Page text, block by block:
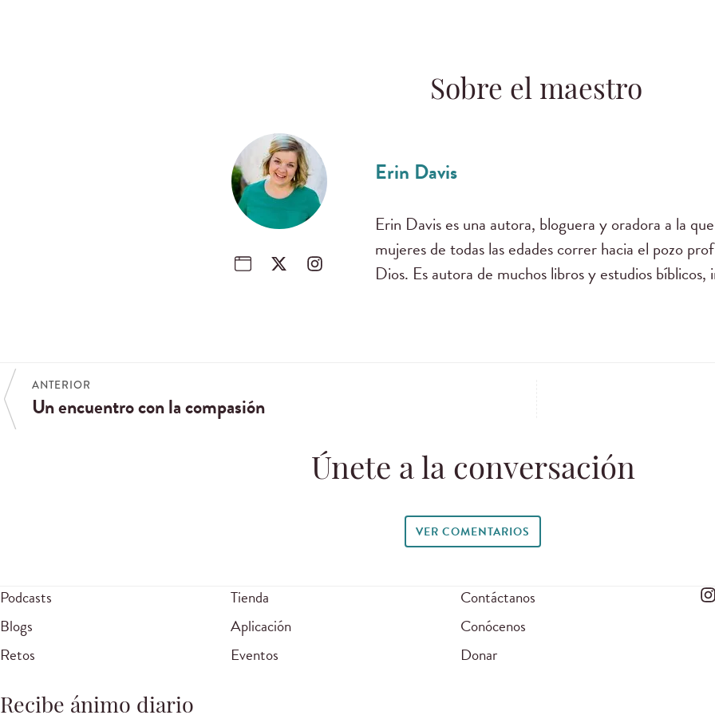
Sobre el maestro
Erin Davis
Erin Davis es una autora, bloguera y oradora a la
mujeres de todas las edades correr hacia el pozo
Dios. Es autora de muchos libros y estudios
ANTERIOR
Un encuentro con la compasión
Únete a la conversación
VER COMENTARIOS
Podcasts
Blogs
Retos
Tienda
Aplicación
Eventos
Contáctanos
Conócenos
Donar
Recibe ánimo diario